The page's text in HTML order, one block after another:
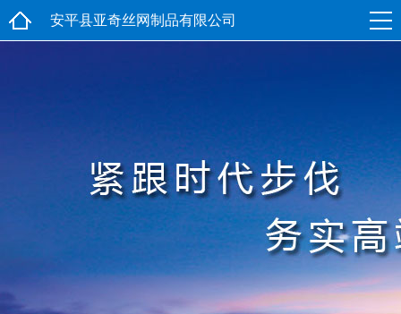
安平县亚奇丝网制品有限公司